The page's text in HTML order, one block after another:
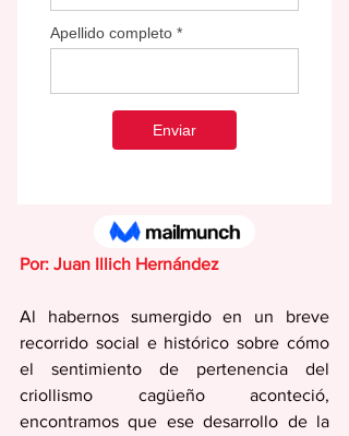
Por: Juan Illich Hernández
Al habernos sumergido en un breve
recorrido social e histórico sobre cómo
el sentimiento de pertenencia del
criollismo cagüeño aconteció,
encontramos que ese desarrollo de la